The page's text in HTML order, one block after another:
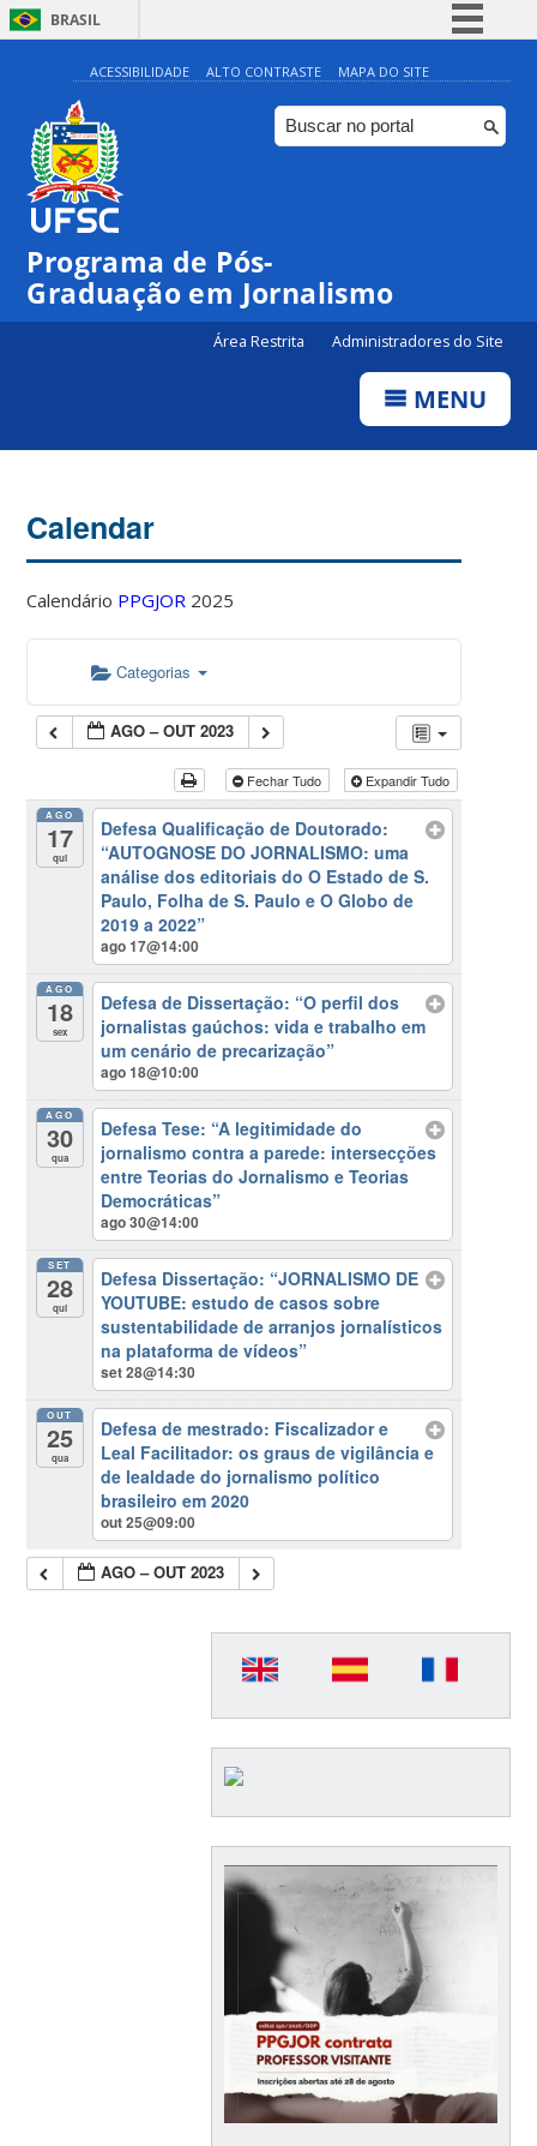
BRASIL
Simplifique!
Comunica BR
Participe
ACESSIBILIDADE ALTO CONTRASTE MAPA DO SITE
Programa de Pós-
Graduação em Jornalismo
Área Restrita Administradores do Site
MENU
Calendar
Calendário PPGJOR 2025
Categorias
AGO – OUT 2023
Fechar Tudo Expandir Tudo
AGO
17
qui
Defesa Qualificação de Doutorado:
“AUTOGNOSE DO JORNALISMO: uma
análise dos editoriais do O Estado de S.
Paulo, Folha de S. Paulo e O Globo de
2019 a 2022”
ago 17@14:00
AGO
18
sex
Defesa de Dissertação: “O perfil dos
jornalistas gaúchos: vida e trabalho em
um cenário de precarização”
ago 18@10:00
AGO
30
qua
Defesa Tese: “A legitimidade do
jornalismo contra a parede: intersecções
entre Teorias do Jornalismo e Teorias
Democráticas”
ago 30@14:00
SET
28
qui
Defesa Dissertação: “JORNALISMO DE
YOUTUBE: estudo de casos sobre
sustentabilidade de arranjos jornalísticos
na plataforma de vídeos”
set 28@14:30
OUT
25
qua
Defesa de mestrado: Fiscalizador e
Leal Facilitador: os graus de vigilância e
de lealdade do jornalismo político
brasileiro em 2020
out 25@09:00
AGO – OUT 2023